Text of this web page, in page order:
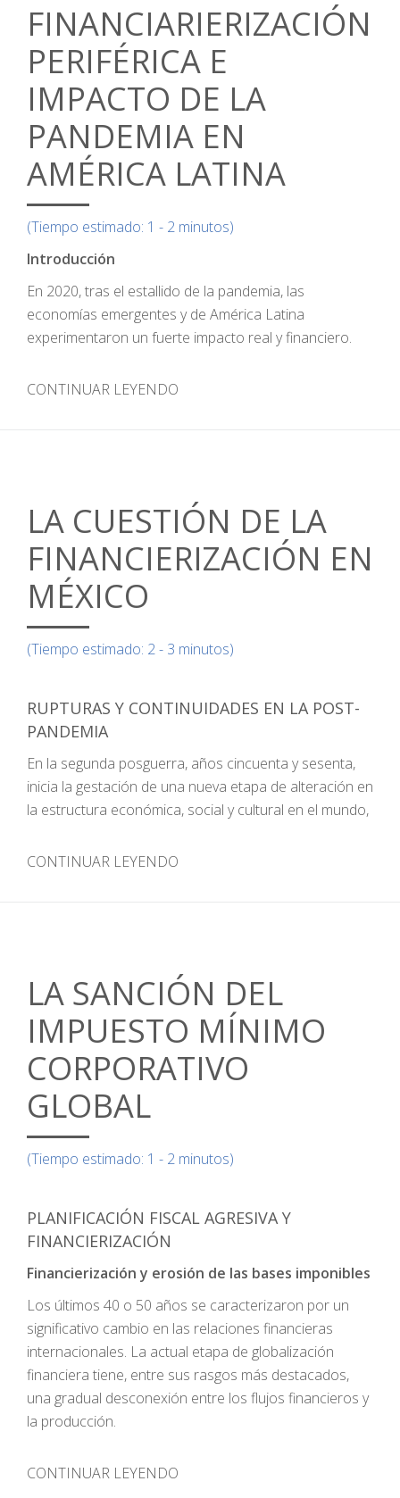
FINANCIARIERIZACIÓN
PERIFÉRICA E
IMPACTO DE LA
PANDEMIA EN
AMÉRICA LATINA
(Tiempo estimado: 1 - 2 minutos)
Introducción
En 2020, tras el estallido de la pandemia, las
economías emergentes y de América Latina
experimentaron un fuerte impacto real y financiero.
CONTINUAR LEYENDO
LA CUESTIÓN DE LA
FINANCIERIZACIÓN EN
MÉXICO
(Tiempo estimado: 2 - 3 minutos)
RUPTURAS Y CONTINUIDADES EN LA POST-
PANDEMIA
En la segunda posguerra, años cincuenta y sesenta,
inicia la gestación de una nueva etapa de alteración en
la estructura económica, social y cultural en el mundo,
CONTINUAR LEYENDO
LA SANCIÓN DEL
IMPUESTO MÍNIMO
CORPORATIVO
GLOBAL
(Tiempo estimado: 1 - 2 minutos)
PLANIFICACIÓN FISCAL AGRESIVA Y
FINANCIERIZACIÓN
Financierización y erosión de las bases imponibles
Los últimos 40 o 50 años se caracterizaron por un
significativo cambio en las relaciones financieras
internacionales. La actual etapa de globalización
financiera tiene, entre sus rasgos más destacados,
una gradual desconexión entre los flujos financieros y
la producción.
CONTINUAR LEYENDO